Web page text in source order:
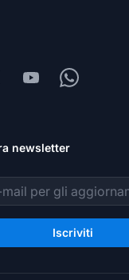
YoutubeWhatsapp
newsletter
Iscriviti